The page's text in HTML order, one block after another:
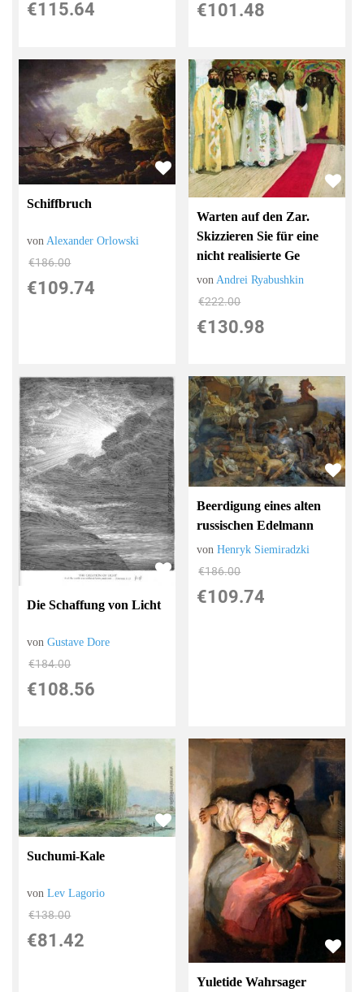
€115.64 €101.48
Schiffbruch
von Alexander Orlowski
€186.00
€109.74
Warten auf den Zar.
Skizzieren Sie für eine
nicht realisierte Ge
vonAndrei Ryabushkin
€222.00
€130.98
Die Schaffung von Licht
vonGustave Dore
€184.00
€108.56
Beerdigung eines alten
russischen Edelmann
vonHenryk Siemiradzki
€186.00
€109.74
Suchumi-Kale
vonLev Lagorio
€138.00
€81.42
Yuletide Wahrsager